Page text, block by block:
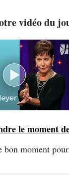
vidéo du
le moment
bon moment